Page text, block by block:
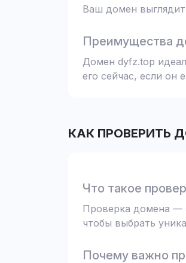
Ваш домен выглядит
Преимущества
Домен dyfz.top
его сейчас, если он
КАК ПРОВЕРИТЬ
Что такое
Проверка домена —
чтобы выбрать
Почему важно